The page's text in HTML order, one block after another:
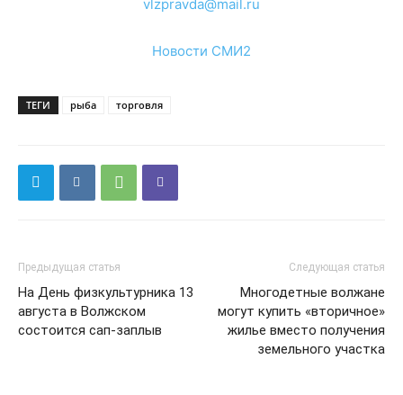
vlzpravda@mail.ru
Новости СМИ2
ТЕГИ рыба торговля
Предыдущая статья
На День физкультурника 13
августа в Волжском
состоится сап-заплыв
Следующая статья
Многодетные волжане
могут купить «вторичное»
жилье вместо получения
земельного участка